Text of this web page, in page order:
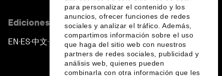
para personalizar el contenido y los
anuncios, ofrecer funciones de redes
sociales y analizar el tráfico. Además,
compartimos información sobre el uso
que haga del sitio web con nuestros
partners de redes sociales, publicidad y
análisis web, quienes pueden
combinarla con otra información que les
Ediciones en otros idiomas
EN ▪ES▪中文▪ 日本語